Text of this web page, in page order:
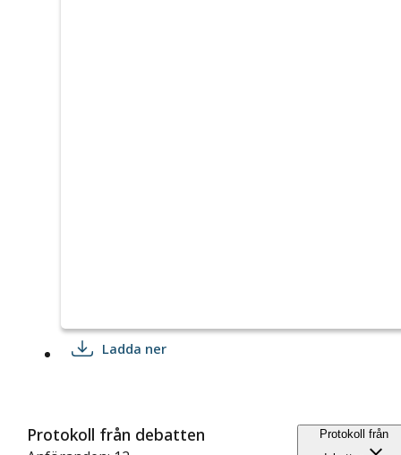
Ladda ner
Protokoll från debatten
Protokoll från